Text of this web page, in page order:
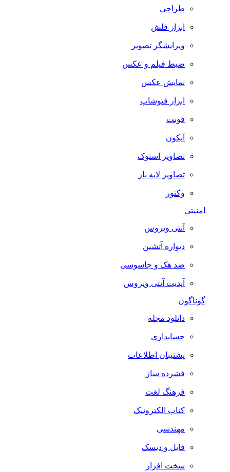
طراحی
ابزار فلش
ویرایشگر تصویر
ضبط فيلم و عكس
نمایش عکس
ابزار فتوشاپ
فونت
آیکون
تصاویر استوک
تصاویر لایه باز
وکتور
امنیتی
آنتی ویروس
دیواره آتشین
ضد هک و جاسوسی
آپدیت آنتی ویروس
گوناگون
دانلود مجله
حسابداری
پشتیبان اطلاعات
فشرده ساز
فرهنگ لغت
کتاب الکترونیک
مهندسی
فایل و دیسک
سخت افزار